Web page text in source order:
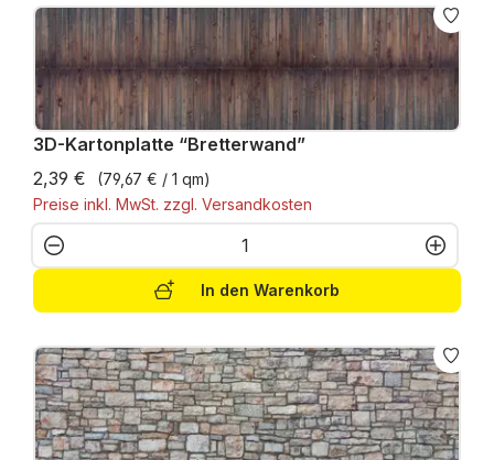
3D-Kartonplatte “Bretterwand”
2,39 €
(79,67 € / 1 qm)
Preise inkl. MwSt. zzgl. Versandkosten
Produkt Anzahl: Gib den
In den Warenkorb